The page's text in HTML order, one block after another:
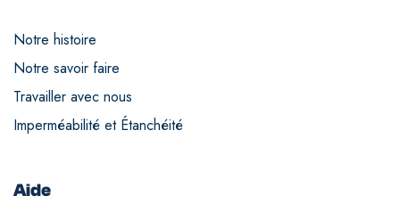
Notre histoire
Notre savoir faire
Travailler avec nous
Imperméabilité et Étanchéité
Aide